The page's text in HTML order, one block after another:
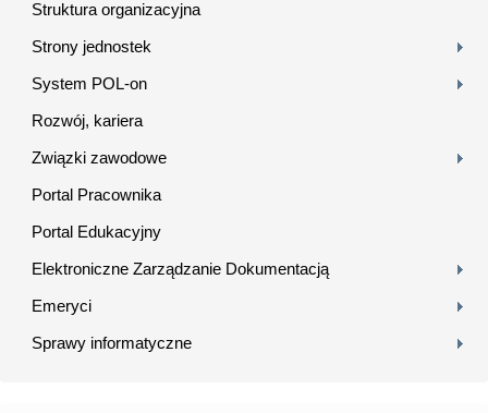
Struktura organizacyjna
Strony jednostek
System POL-on
Rozwój, kariera
Związki zawodowe
Portal Pracownika
Portal Edukacyjny
Elektroniczne Zarządzanie Dokumentacją
Emeryci
Sprawy informatyczne